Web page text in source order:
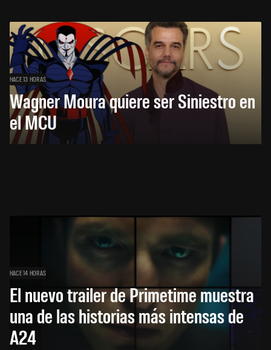
HACE 13 HORAS
Wagner Moura quiere ser Siniestro en
el MCU
HACE 14 HORAS
El nuevo trailer de Primetime muestra
una de las historias más intensas de
A24